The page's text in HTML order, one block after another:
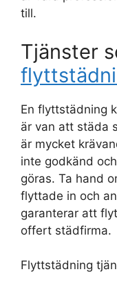
till.
Tjänster
En flyttstädning
är van att städa
är mycket
inte godkänd
göras. Ta hand
flyttade in och
garanterar att
offert städfirma.
Flyttstädning